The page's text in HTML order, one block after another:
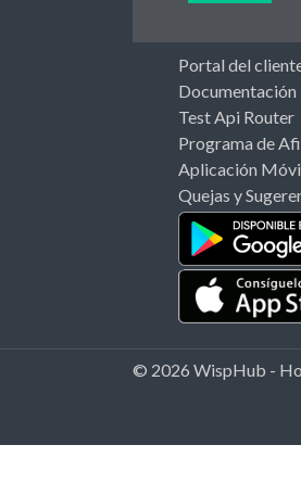
Portal del
Documentación
Test Api Router
Programa de
Aplicación
Quejas y
© 2026 WispHub -